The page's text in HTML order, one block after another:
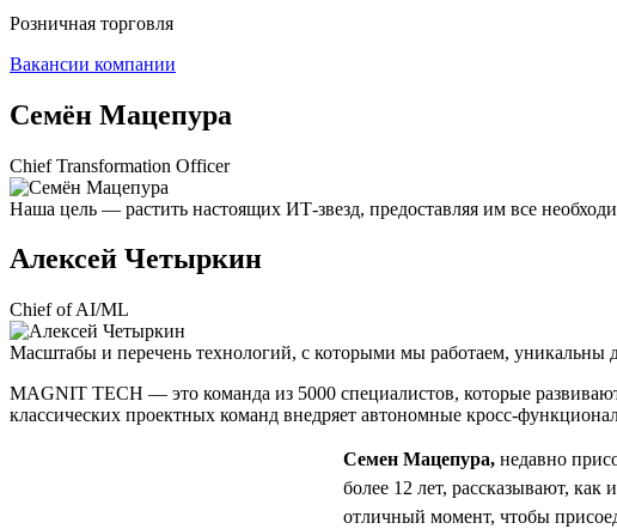
Розничная торговля
Вакансии компании
Семён Мацепура
Chief Transformation Officer
Наша цель — растить настоящих ИТ-звезд, предоставляя им все
Алексей Четыркин
Chief of AI/ML
Масштабы и перечень технологий, с которыми мы работаем, уникальны
MAGNIT TECH — это команда из 5000 специалистов, которые
классических проектных команд внедряет автономные кросс-
Семен Мацепура, недавно
более 12 лет, рассказывают,
отличный момент, чтобы